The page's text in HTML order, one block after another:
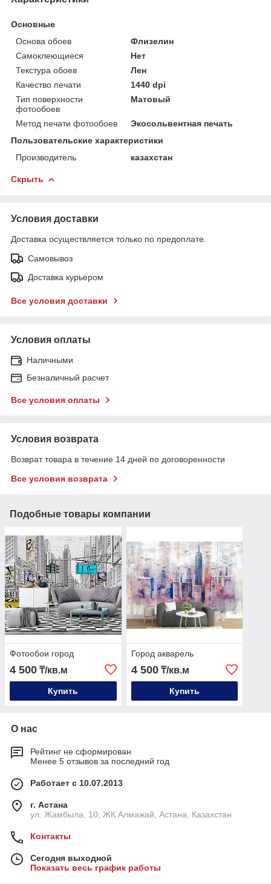
Основные
Основа обоев
Флизелин
Самоклеющиеся
Нет
Текстура обоев
Лен
Качество печати
1440 dpi
Тип поверхности
фотообоев
Матовый
Метод печати фотообоев
Экосольвентная печать
Пользовательские характеристики
Производитель
казахстан
Скрыть
Условия доставки
Доставка осуществляется только по предоплате.
Самовывоз
Доставка курьером
Все условия доставки
Условия оплаты
Наличными
Безналичный расчет
Все условия оплаты
Условия возврата
Возврат товара в течение 14 дней по договоренности
Все условия возврата
Подобные товары компании
Фотообои город
4 500 ₸/кв.м
Купить
Город акварель
4 500₸/кв.м
Купить
О нас
Рейтинг не сформирован
Менее 5 отзывов за последний год
Работает с 10.07.2013
г. Астана
ул. Жамбыла, 10, ЖК Алмажай, Астана, Казахстан
Контакты
Сегодня выходной
Показать весь график работы